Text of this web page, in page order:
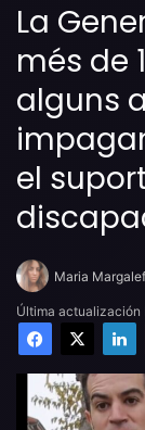
La
més de
alguns
el
Maria Margalef
Última actualización
Facebook
X